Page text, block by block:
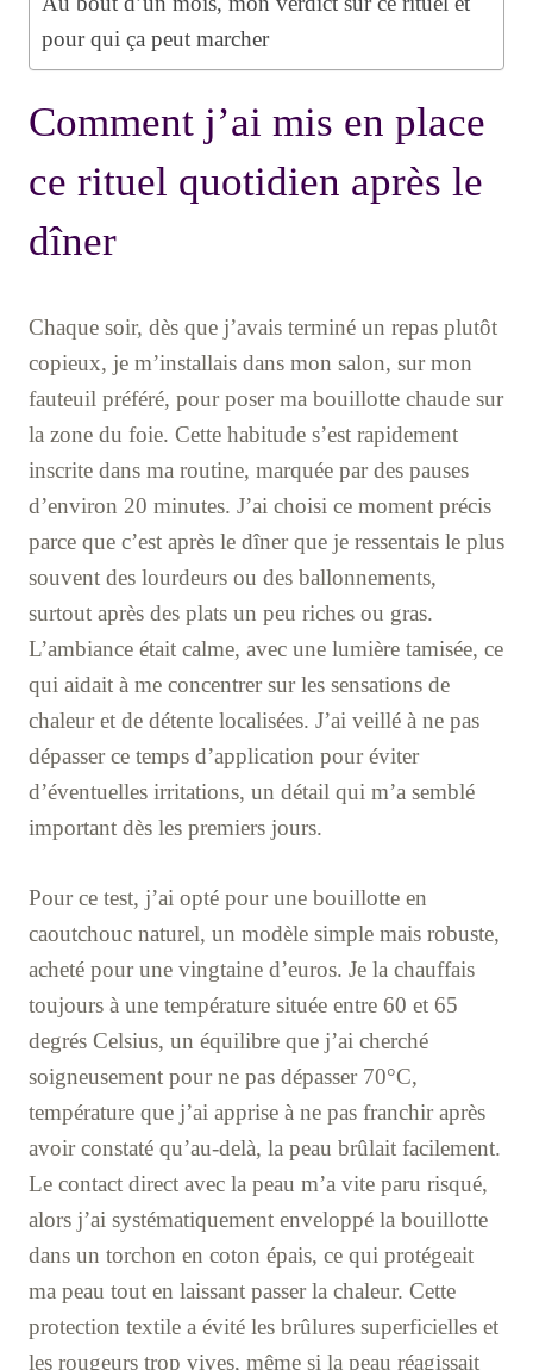
pour qui ça peut marcher
Comment j’ai mis en place
ce rituel quotidien après le
dîner
Chaque soir, dès que j’avais terminé un repas plutôt
copieux, je m’installais dans mon salon, sur mon
fauteuil préféré, pour poser ma bouillotte chaude sur
la zone du foie. Cette habitude s’est rapidement
inscrite dans ma routine, marquée par des pauses
d’environ 20 minutes. J’ai choisi ce moment précis
parce que c’est après le dîner que je ressentais le plus
souvent des lourdeurs ou des ballonnements,
surtout après des plats un peu riches ou gras.
L’ambiance était calme, avec une lumière tamisée, ce
qui aidait à me concentrer sur les sensations de
chaleur et de détente localisées. J’ai veillé à ne pas
dépasser ce temps d’application pour éviter
d’éventuelles irritations, un détail qui m’a semblé
important dès les premiers jours.
Pour ce test, j’ai opté pour une bouillotte en
caoutchouc naturel, un modèle simple mais robuste,
acheté pour une vingtaine d’euros. Je la chauffais
toujours à une température située entre 60 et 65
degrés Celsius, un équilibre que j’ai cherché
soigneusement pour ne pas dépasser 70°C,
température que j’ai apprise à ne pas franchir après
avoir constaté qu’au-delà, la peau brûlait facilement.
Le contact direct avec la peau m’a vite paru risqué,
alors j’ai systématiquement enveloppé la bouillotte
dans un torchon en coton épais, ce qui protégeait
ma peau tout en laissant passer la chaleur. Cette
protection textile a évité les brûlures superficielles et
les rougeurs trop vives, même si la peau réagissait